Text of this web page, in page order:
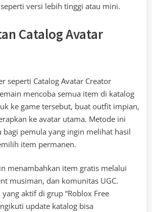
versi lebih tinggi atau mini.
Catalog Avatar
seperti Catalog Avatar Creator
mencoba semua item di katalog
ke game tersebut, buat outfit impian,
ke avatar utama. Metode ini
bagi pemula yang ingin melihat hasil
item permanen.
menambahkan item gratis melalui
musiman, dan komunitas UGC.
aktif di grup “Roblox Free
update katalog bisa